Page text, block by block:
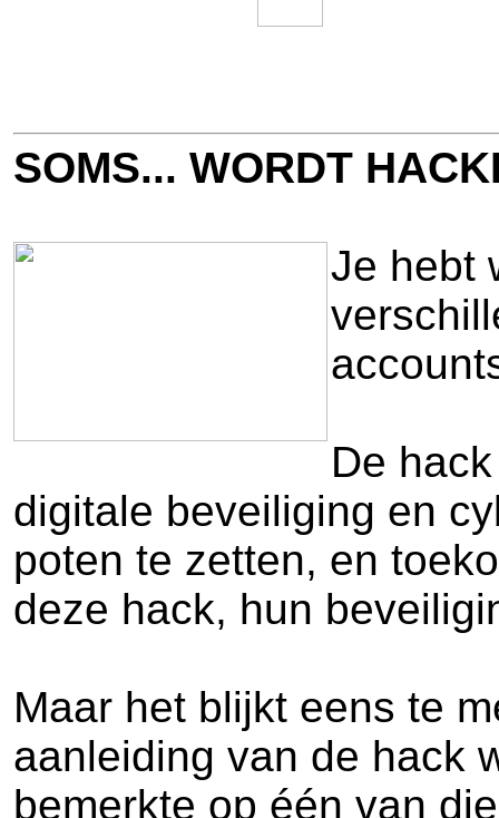
SOMS... WORDT
Je hebt
De
digitale beveiliging en
poten te zetten, en
deze hack, hun
Maar het blijkt eens te
aanleiding van de hack
bemerkte op één van